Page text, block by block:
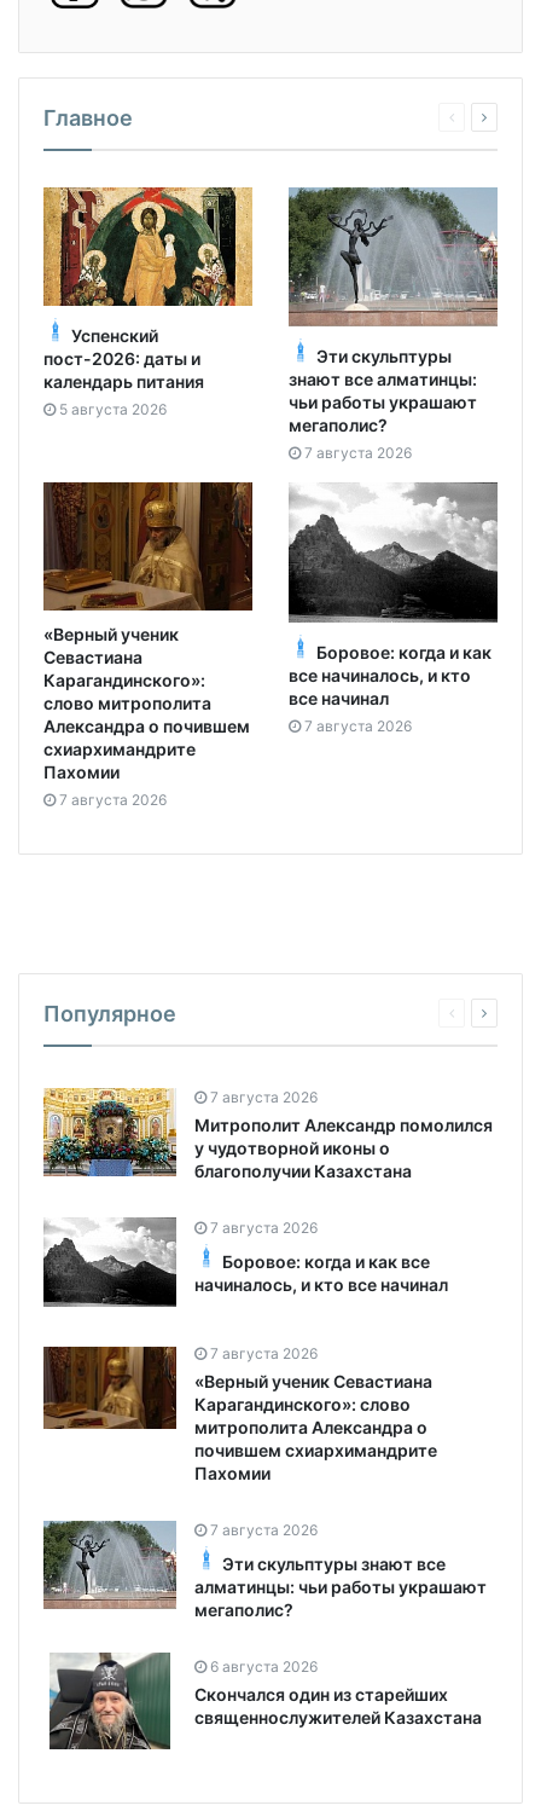
Главное
Успенский
пост-2026: даты и
календарь питания
5 августа 2026
Эти скульптуры
знают все алматинцы:
чьи работы украшают
мегаполис?
7 августа 2026
«Верный ученик
Севастиана
Карагандинского»:
слово митрополита
Александра о почившем
схиархимандрите
Пахомии
7 августа 2026
Боровое: когда и как
все начиналось, и кто
все начинал
7 августа 2026
Популярное
7 августа 2026
Митрополит Александр помолился
у чудотворной иконы о
благополучии Казахстана
7 августа 2026
Боровое: когда и как все
начиналось, и кто все начинал
7 августа 2026
«Верный ученик Севастиана
Карагандинского»: слово
митрополита Александра о
почившем схиархимандрите
Пахомии
7 августа 2026
Эти скульптуры знают все
алматинцы: чьи работы украшают
мегаполис?
6 августа 2026
Скончался один из старейших
священнослужителей Казахстана